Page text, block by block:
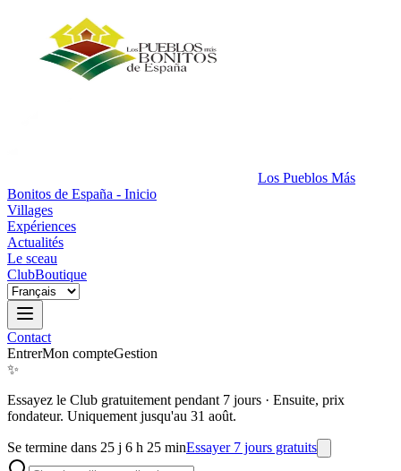
Los Pueblos Más
Bonitos de España - Inicio
Villages
Expériences
Actualités
Le sceau
ClubBoutique
Contact
EntrerMon compteGestion
✨
Essayez le Club gratuitement pendant 7 jours · Ensuite, prix
fondateur. Uniquement jusqu'au 31 août.
Se termine dans 25 j 6 h 25 minEssayer 7 jours gratuits